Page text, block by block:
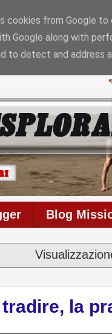
diGiovedì 06 / 08 /
Blog
la
cookies from Google to
Google along with
to detect and address